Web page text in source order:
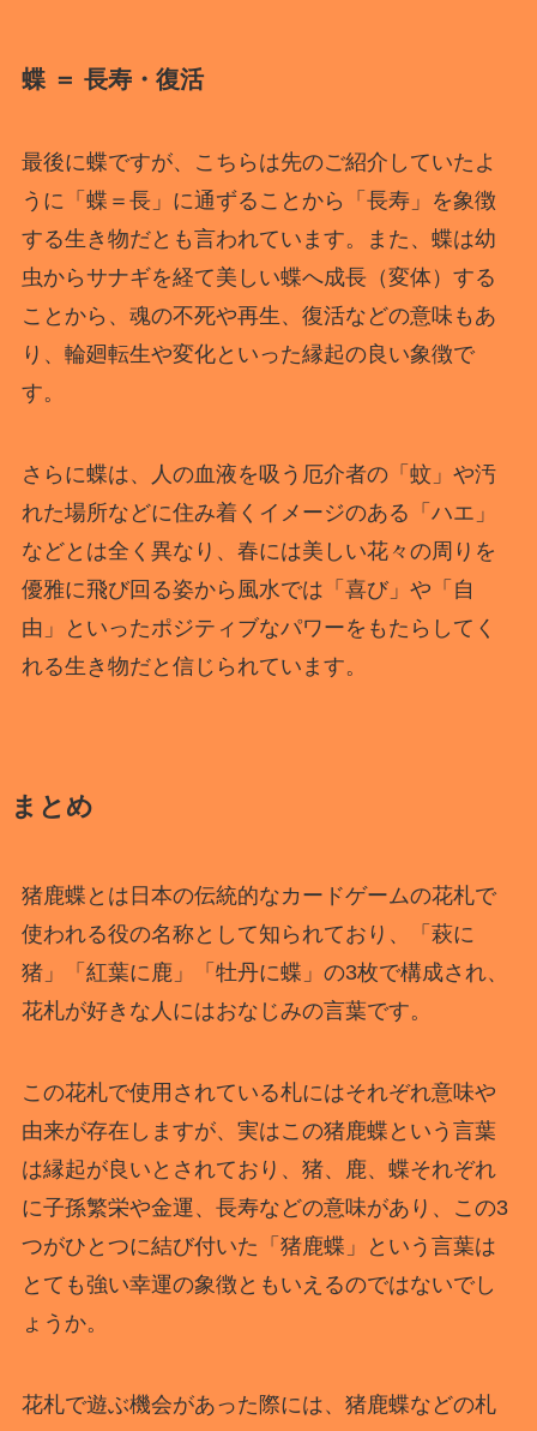
蝶 ＝ 長寿・復活
最後に蝶ですが、こちらは先のご紹介していたよ
うに「蝶＝長」に通ずることから「長寿」を象徴
する生き物だとも言われています。また、蝶は幼
虫からサナギを経て美しい蝶へ成長（変体）する
ことから、魂の不死や再生、復活などの意味もあ
り、輪廻転生や変化といった縁起の良い象徴で
す。
さらに蝶は、人の血液を吸う厄介者の「蚊」や汚
れた場所などに住み着くイメージのある「ハエ」
などとは全く異なり、春には美しい花々の周りを
優雅に飛び回る姿から風水では「喜び」や「自
由」といったポジティブなパワーをもたらしてく
れる生き物だと信じられています。
まとめ
猪鹿蝶とは日本の伝統的なカードゲームの花札で
使われる役の名称として知られており、「萩に
猪」「紅葉に鹿」「牡丹に蝶」の3枚で構成され、
花札が好きな人にはおなじみの言葉です。
この花札で使用されている札にはそれぞれ意味や
由来が存在しますが、実はこの猪鹿蝶という言葉
は縁起が良いとされており、猪、鹿、蝶それぞれ
に子孫繁栄や金運、長寿などの意味があり、この3
つがひとつに結び付いた「猪鹿蝶」という言葉は
とても強い幸運の象徴ともいえるのではないでし
ょうか。
花札で遊ぶ機会があった際には、猪鹿蝶などの札